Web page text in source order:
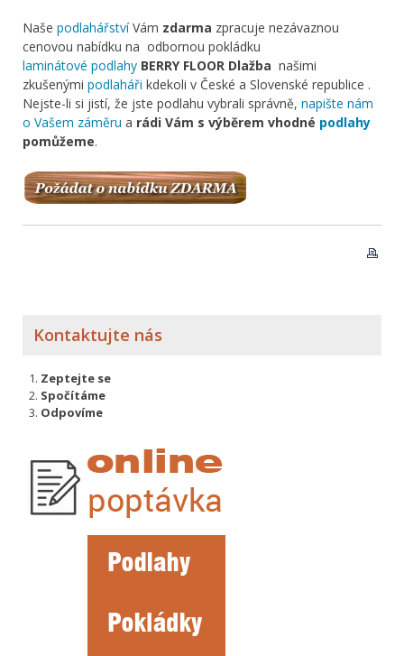
Naše podlahářstvíVám zdarma zpracuje nezávaznou
cenovou nabídku na odbornou pokládku
laminátové podlahy BERRY FLOOR Dlažba našimi
zkušenými podlaháři kdekoli v České a Slovenské republice .
Nejste-li si jistí, že jste podlahu vybrali správně, napište nám
o Vašem záměru a rádi Vám s výběrem vhodné podlahy
pomůžeme.
Kontaktujte nás
Zeptejte se
Spočítáme
Odpovíme